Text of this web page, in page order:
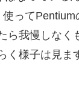
使って
ら我慢しなく
様子は見ま